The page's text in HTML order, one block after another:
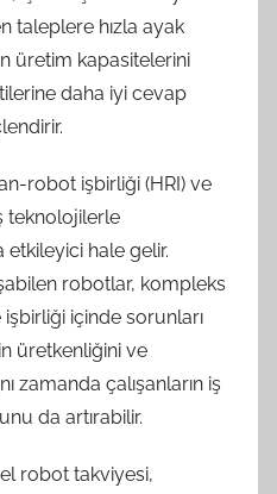
taleplere hızla ayak
üretim kapasitelerini
daha iyi cevap
robot işbirliği (HRI) ve
teknolojilerle
hale gelir.
robotlar, kompleks
içinde sorunları
üretkenliğini ve
zamanda çalışanların iş
da artırabilir.
robot takviyesi,